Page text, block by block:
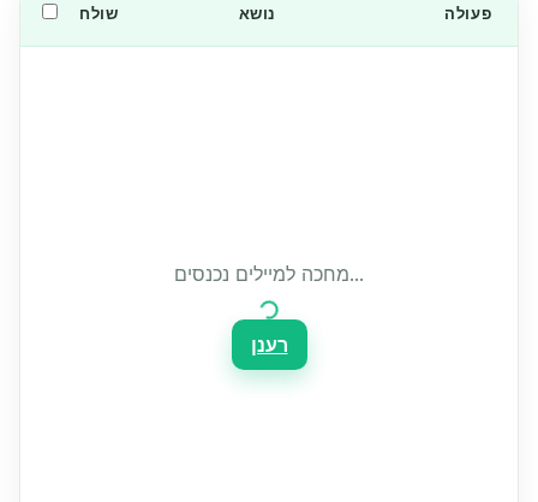
שולח נושא פעולה
מחכה למיילים נכנסים...
רענן